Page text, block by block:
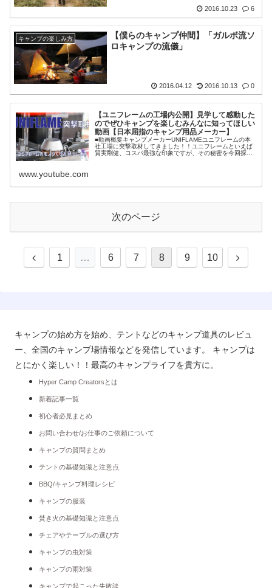
2016.10.23 6
キャンプの楽しみ方
【僕らのキャンプ仲間】「ガルボ流ソ
ロキャンプの流儀」
2016.04.12 2016.10.13 0
【ユニフレームの工場内公開】見学して感動した
のでぜひキャンプを楽しむみんなに知ってほしい
動画【日本屈指のキャンプ用品メーカー】
■動画概要キャンプメーカーUNIFLAMEユニフレームの本
社工場に突撃取材してきました！！ユニフレームといえば
質実剛健、コスパ最強な印象ですが、その秘密を今回探っ
www.youtube.com
次のページ
1 … 6 7 8 9 10
キャンプの始め方を始め、テントなどのキャンプ道具のレビュ
ー、全国のキャンプ場情報などを発信しています。 キャンプは
とにかく楽しい！！最高のキャンプライフを貴方に。
Hyper Camp Creatorsとは
新着記事一覧
初心者必見まとめ
お問い合わせ/お仕事のご依頼について
キャンプの質問まとめ
テントの基礎知識と注意点
BBQ/キャンプ料理レシピ
キャンプの服装
焚き火の基礎知識と注意点
チェアやテーブルの選び方
キャンプの虫対策
キャンプの雨対策
キャンプで起こった失敗談